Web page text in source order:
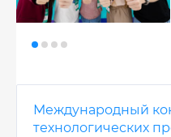
Международный
технологических